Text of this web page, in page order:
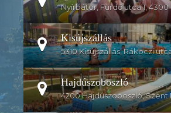
Nyírbátor, Fürdő utca 1, 4300
Kisújszállás
5310 Kisújszállás, Rákoczi
Hajdúszoboszló
4200 Hajdúszoboszló, Szent